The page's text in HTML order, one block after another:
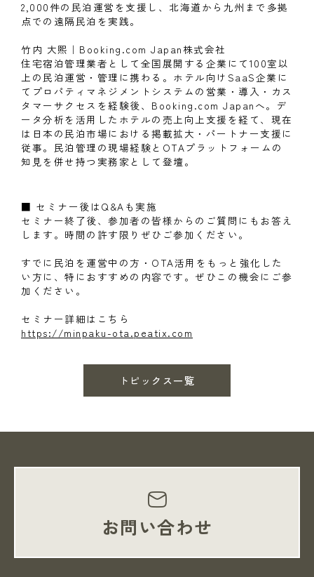
2,000件の民泊運営を支援し、北海道から九州まで多拠
点での遠隔民泊を実践。
竹内 大熙｜Booking.com Japan株式会社
住宅宿泊管理業者として全国展開する企業にて100室以
上の民泊運営・管理に携わる。ホテル向けSaaS企業に
てプロパティマネジメントシステムの営業・導入・カス
タマーサクセスを経験後、Booking.com Japanへ。デ
ータ分析を活用したホテルの売上向上支援を経て、現在
は日本の民泊市場における掲載拡大・パートナー支援に
従事。民泊管理の現場経験とOTAプラットフォームの
知見を併せ持つ実務家として登壇。
■ セミナー後はQ&Aも実施
セミナー終了後、参加者の皆様からのご質問にもお答え
します。時間の許す限りぜひご参加ください。
すでに民泊を運営中の方・OTA活用をもっと強化した
い方に、特におすすめの内容です。ぜひこの機会にご参
加ください。
セミナー詳細はこちら
https://minpaku-ota.peatix.com
トピックス一覧
お問い合わせ